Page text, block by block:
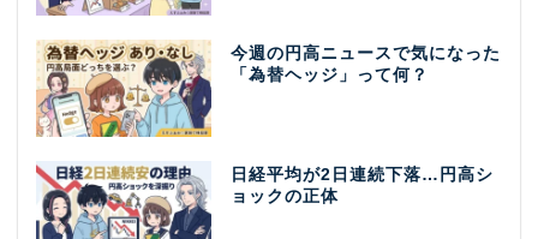
今週の円高ニュースで気になった
「為替ヘッジ」って何？
日経平均が2日連続下落…円高シ
ョックの正体